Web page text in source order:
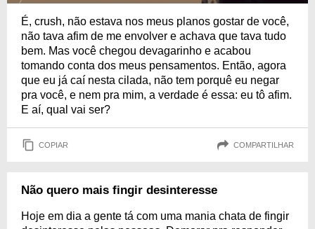
É, crush, não estava nos meus planos gostar de você,
não tava afim de me envolver e achava que tava tudo
bem. Mas você chegou devagarinho e acabou
tomando conta dos meus pensamentos. Então, agora
que eu já caí nesta cilada, não tem porquê eu negar
pra você, e nem pra mim, a verdade é essa: eu tô afim.
E aí, qual vai ser?
COPIAR COMPARTILHAR
Não quero mais fingir desinteresse
Hoje em dia a gente tá com uma mania chata de fingir